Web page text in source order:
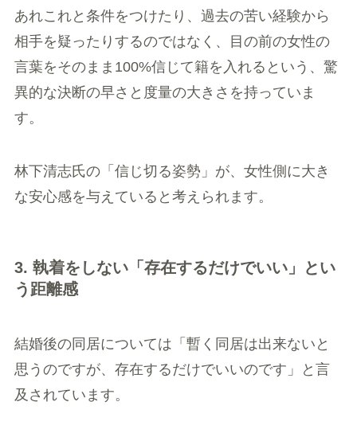
あれこれと条件をつけたり、過去の苦い経験から
相手を疑ったりするのではなく、目の前の女性の
言葉をそのまま100%信じて籍を入れるという、驚
異的な決断の早さと度量の大きさを持っていま
す。
林下清志氏の「信じ切る姿勢」が、女性側に大き
な安心感を与えていると考えられます。
3. 執着をしない「存在するだけでいい」とい
う距離感
結婚後の同居については「暫く同居は出来ないと
思うのですが、存在するだけでいいのです」と言
及されています。